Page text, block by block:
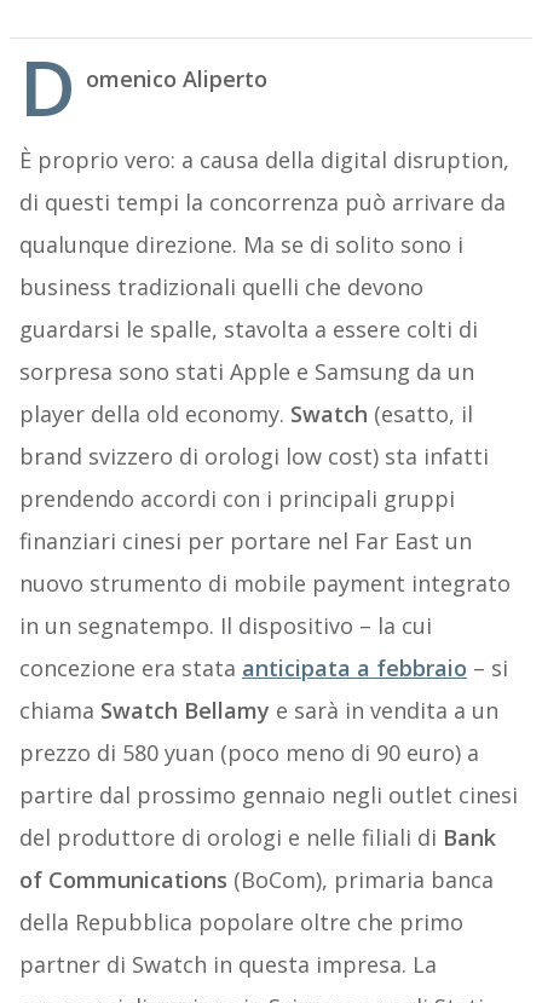
D omenico Aliperto
È proprio vero: a causa della digital disruption,
di questi tempi la concorrenza può arrivare da
qualunque direzione. Ma se di solito sono i
business tradizionali quelli che devono
guardarsi le spalle, stavolta a essere colti di
sorpresa sono stati Apple e Samsung da un
player della old economy. Swatch (esatto, il
brand svizzero di orologi low cost) sta infatti
prendendo accordi con i principali gruppi
finanziari cinesi per portare nel Far East un
nuovo strumento di mobile payment integrato
in un segnatempo. Il dispositivo – la cui
concezione era stata anticipata a febbraio – si
chiama Swatch Bellamy e sarà in vendita a un
prezzo di 580 yuan (poco meno di 90 euro) a
partire dal prossimo gennaio negli outlet cinesi
del produttore di orologi e nelle filiali di Bank
of Communications (BoCom), primaria banca
della Repubblica popolare oltre che primo
partner di Swatch in questa impresa. La